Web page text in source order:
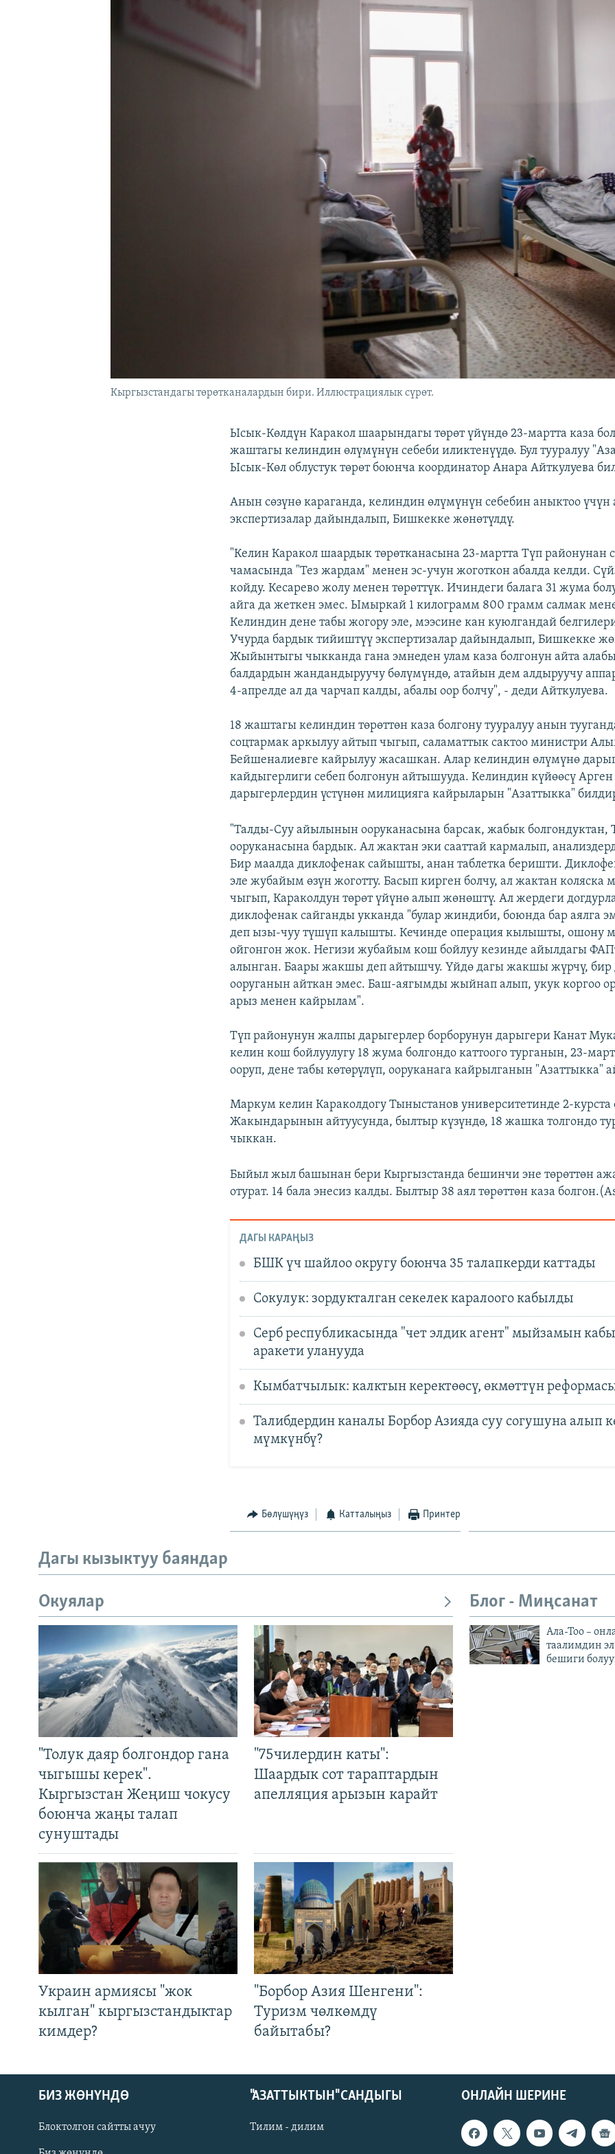
Кыргызстандагы төрөтканалардын бири. Иллюстрациялык сүрөт.
Ысык-Көлдүн Каракол шаарындагы төрөт үйүндө 23-мартта каза
жаштагы келиндин өлүмүнүн себеби иликтенүүдө. Бул тууралуу
Ысык-Көл облустук төрөт боюнча координатор Анара Айткулуева
Анын сөзүнө караганда, келиндин өлүмүнүн себебин аныктоо үчүн
экспертизалар дайындалып, Бишкекке жөнөтүлдү.
"Келин Каракол шаардык төрөтканасына 23-мартта Түп районунан
чамасында "Тез жардам" менен эс-учун жоготкон абалда келди.
койду. Кесарево жолу менен төрөттүк. Ичиндеги балага 31 жума
айга да жеткен эмес. Ымыркай 1 килограмм 800 грамм салмак
Келиндин дене табы жогору эле, мээсине кан куюлгандай
Учурда бардык тийиштүү экспертизалар дайындалып, Бишкекке
Жыйынтыгы чыкканда гана эмнеден улам каза болгонун айта
балдардын жандандыруучу бөлүмүндө, атайын дем алдыруучу
4-апрелде ал да чарчап калды, абалы оор болчу", - деди Айткулуева.
18 жаштагы келиндин төрөттөн каза болгону тууралуу анын
соцтармак аркылуу айтып чыгып, саламаттык сактоо министри
Бейшеналиевге кайрылуу жасашкан. Алар келиндин өлүмүнө
кайдыгерлиги себеп болгонун айтышууда. Келиндин күйөөсү
дарыгерлердин үстүнөн милицияга кайрыларын "Азаттыкка"
"Талды-Суу айылынын ооруканасына барсак, жабык болгондуктан,
ооруканасына бардык. Ал жактан эки сааттай кармалып,
Бир маалда диклофенак сайышты, анан таблетка беришти.
эле жубайым өзүн жоготту. Басып кирген болчу, ал жактан коляска
чыгып, Караколдун төрөт үйүнө алып жөнөштү. Ал жердеги
диклофенак сайганды укканда "булар жиндиби, боюнда бар аялга
деп ызы-чуу түшүп калышты. Кечинде операция кылышты, ошону
ойгонгон жок. Негизи жубайым кош бойлуу кезинде айылдагы
алынган. Баары жакшы деп айтышчу. Үйдө дагы жакшы жүрчү, бир
ооруганын айткан эмес. Баш-аягымды жыйнап алып, укук коргоо
арыз менен кайрылам".
Түп районунун жалпы дарыгерлер борборунун дарыгери Канат
келин кош бойлуулугу 18 жума болгондо каттоого турганын, 23-
ооруп, дене табы көтөрүлүп, ооруканага кайрылганын "Азаттыкка"
Маркум келин Караколдогу Тыныстанов университетинде 2-курста
Жакындарынын айтуусунда, былтыр күзүндө, 18 жашка толгондо
чыккан.
Быйыл жыл башынан бери Кыргызстанда бешинчи эне төрөттөн
отурат. 14 бала энесиз калды. Былтыр 38 аял төрөттөн каза
ДАГЫ КАРАҢЫЗ
БШК үч шайлоо округу боюнча 35 талапкерди каттады
Сокулук: зордукталган секелек каралоого кабылды
Серб республикасында "чет элдик агент" мыйзамын
аракети уланууда
Кымбатчылык: калктын керектөөсү, өкмөттүн
Талибдердин каналы Борбор Азияда суу согушуна алып
мүмкүнбү?
Бөлүшүңүз Катталыңыз Принтер
Дагы кызыктуу баяндар
Окуялар
"Толук даяр болгондор гана
чыгышы керек".
Кыргызстан Жеңиш чокусу
боюнча жаңы талап
сунуштады
"75чилердин каты":
Шаардык сот тараптардын
апелляция арызын карайт
Украин армиясы "жок
кылган" кыргызстандыктар
кимдер?
"Борбор Азия Шенгени":
Туризм чөлкөмдү
байытабы?
Блог - Миңсанат
Ала-Тоо –
таалимдин
бешиги
ОНЛАЙН ШЕРИНЕ
БИЗ ЖӨНҮНДӨ
Блоктолгон сайтты ачуу
"АЗАТТЫКТЫН" САНДЫГЫ
Тилим - дилим